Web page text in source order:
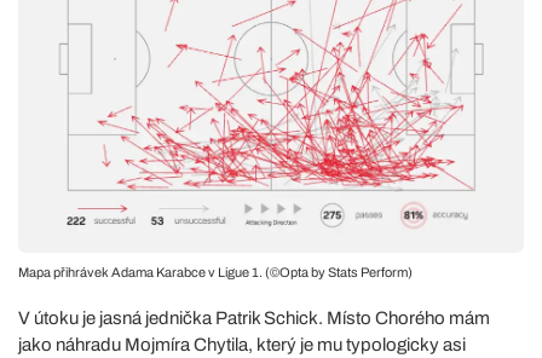
Mapa přihrávek Adama Karabce v Ligue 1. (©Opta by Stats Perform)
V útoku je jasná jednička Patrik Schick. Místo Chorého mám
jako náhradu Mojmíra Chytila, který je mu typologicky asi